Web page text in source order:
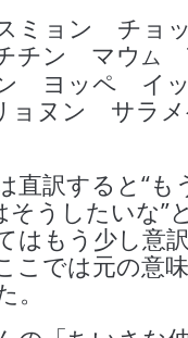
ミョン チョ
チン マウ ム
ヨッペ イ
ョヌン サラ
直訳すると“
そうしたいな”
はもう少し意
こでは元の意